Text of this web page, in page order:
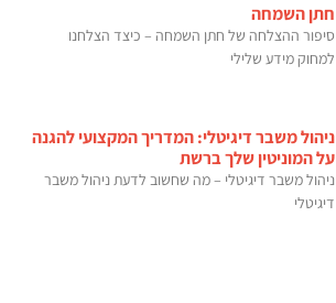
חתן השמחה
סיפור ההצלחה של חתן השמחה – כיצד הצלחנו
למחוק מידע שלילי
ניהול משבר דיגיטלי: המדריך המקצועי להגנה
על המוניטין שלך ברשת
ניהול משבר דיגיטלי – מה שחשוב לדעת ניהול משבר
דיגיטלי